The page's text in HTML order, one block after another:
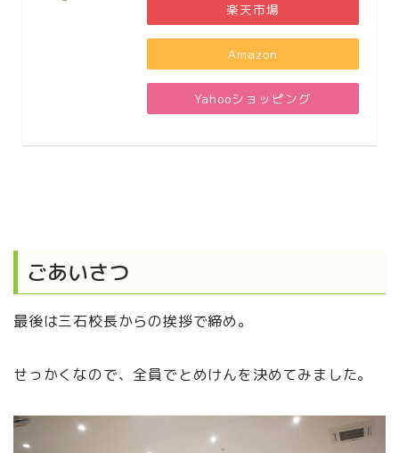
楽天市場
Amazon
Yahooショッピング
ごあいさつ
最後は三石校長からの挨拶で締め。
せっかくなので、全員でとめけんを決めてみました。